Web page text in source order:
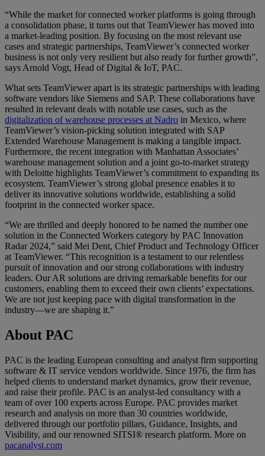
“While the market for connected worker platforms is going through
a consolidation phase, it turns out that TeamViewer has moved into
a market-leading position. By focusing on the most relevant use
cases and strategic partnerships, TeamViewer’s connected worker
business is not only very resilient but also ready for further growth”,
says Arnold Vogt, Head of Digital & IoT, PAC.
What sets TeamViewer apart is its strategic partnerships with leading
software vendors like Siemens and SAP. These collaborations have
resulted in relevant deals with notable use cases, such as the
digitalization of warehouse processes at Nadro in Mexico, where
TeamViewer’s vision-picking solution integrated with SAP
Extended Warehouse Management is making a tangible impact.
Furthermore, the recent integration with Manhattan Associates’
warehouse management solution and a joint go-to-market strategy
with Deloitte highlights TeamViewer’s commitment to expanding its
ecosystem. TeamViewer’s strong global presence enables it to
deliver its innovative solutions worldwide, establishing a solid
footprint in the connected worker space.
“We are thrilled and deeply honored to be named the number one
solution in the Connected Workers category by PAC Innovation
Radar 2024,” said Mei Dent, Chief Product and Technology Officer
at TeamViewer. “This recognition is a testament to our relentless
pursuit of innovation and our strong collaborations with industry
leaders. Our AR solutions are driving remarkable benefits for our
customers, enabling them to exceed their own clients’ expectations.
We are not just keeping pace with digital transformation in the
industry—we are shaping it.”
About PAC
PAC is the leading European consulting and analyst firm supporting
software & IT service vendors worldwide. Since 1976, the firm has
helped clients to understand market dynamics, grow their revenue,
and raise their profile. PAC is an analyst-led consultancy with a
team of over 100 experts across Europe. PAC provides market
research and analysis on more than 30 countries worldwide,
delivered through our portfolio pillars, Guidance, Insights, and
Visibility, and our renowned SITSI® research platform. More on
pacanalyst.com